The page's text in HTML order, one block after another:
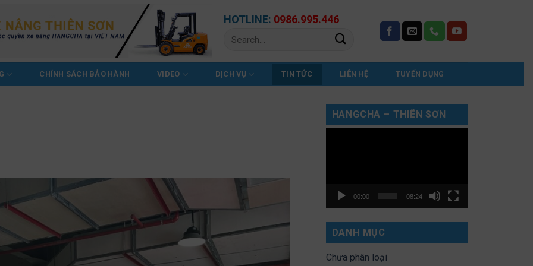
HOTLINE: 0986.995.446
Search
CHÍNH SÁCH BẢO HÀNH VIDEO DỊCH VỤ TIN TỨC LIÊN HỆ TUYỂN DỤNG
HANGCHA – THIÊN SƠN
00:00 08:24
DANH MỤC
Chưa phân loại